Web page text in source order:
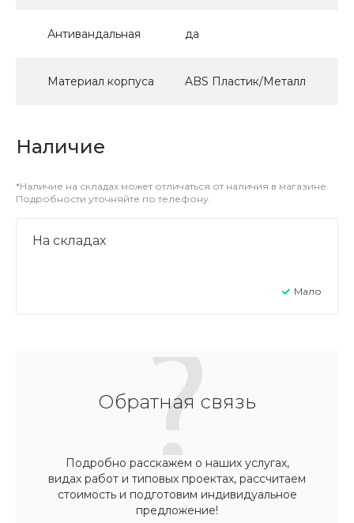
Антивандальная да
Материал корпуса ABS Пластик/Металл
Наличие
*Наличие на складах может отличаться от наличия в магазине.
Подробности уточняйте по телефону.
На складах
Мало
Обратная связь
Подробно расскажем о наших услугах,
видах работ и типовых проектах, рассчитаем
стоимость и подготовим индивидуальное
предложение!